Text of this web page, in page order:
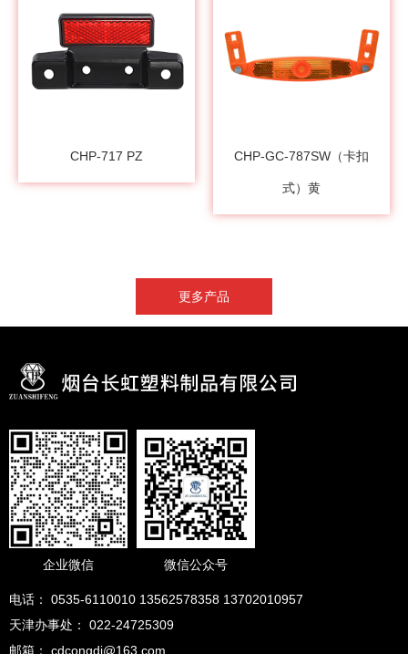
CHP-717 PZ CHP-GC-787SW（卡扣
式）黄
更多产品
企业微信 微信公众号
电话： 0535-6110010 13562578358 13702010957
天津办事处： 022-24725309
邮箱： cdcongdi@163.com